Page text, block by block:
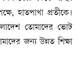
হাতপাখা প্রতীকে।
তোমাদের ভোট
জন্য উন্নত শিক্ষা